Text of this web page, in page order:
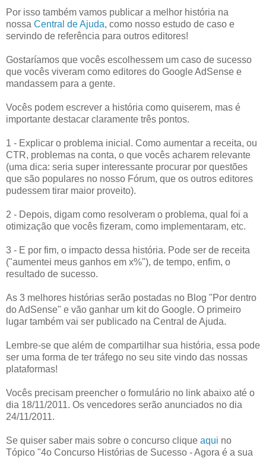
Por isso também vamos publicar a melhor história na
nossa Central de Ajuda, como nosso estudo de caso e
servindo de referência para outros editores!
Gostaríamos que vocês escolhessem um caso de sucesso
que vocês viveram como editores do Google AdSense e
mandassem para a gente.
Vocês podem escrever a história como quiserem, mas é
importante destacar claramente três pontos.
1 - Explicar o problema inicial. Como aumentar a receita, ou
CTR, problemas na conta, o que vocês acharem relevante
(uma dica: seria super interessante procurar por questões
que são populares no nosso Fórum, que os outros editores
pudessem tirar maior proveito).
2 - Depois, digam como resolveram o problema, qual foi a
otimização que vocês fizeram, como implementaram, etc.
3 - E por fim, o impacto dessa história. Pode ser de receita
("aumentei meus ganhos em x%"), de tempo, enfim, o
resultado de sucesso.
As 3 melhores histórias serão postadas no Blog "Por dentro
do AdSense" e vão ganhar um kit do Google. O primeiro
lugar também vai ser publicado na Central de Ajuda.
Lembre-se que além de compartilhar sua história, essa pode
ser uma forma de ter tráfego no seu site vindo das nossas
plataformas!
Vocês precisam preencher o formulário no link abaixo até o
dia 18/11/2011. Os vencedores serão anunciados no dia
24/11/2011.
Se quiser saber mais sobre o concurso clique aqui no
Tópico "4o Concurso Histórias de Sucesso - Agora é a sua